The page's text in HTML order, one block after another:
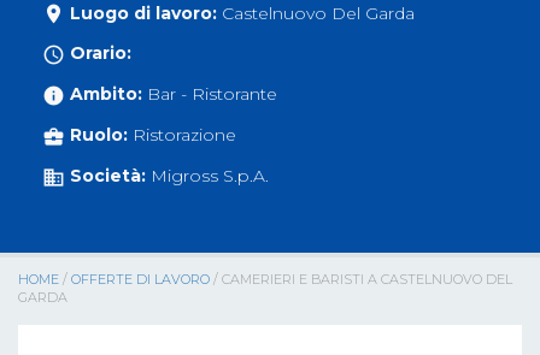
 Luogo di lavoro: Castelnuovo Del Garda
 Orario:
 Ambito: Bar - Ristorante
 Ruolo: Ristorazione
 Società: Migross S.p.A.
HOME / OFFERTE DI LAVORO / CAMERIERI E BARISTI A CASTELNUOVO DEL
GARDA